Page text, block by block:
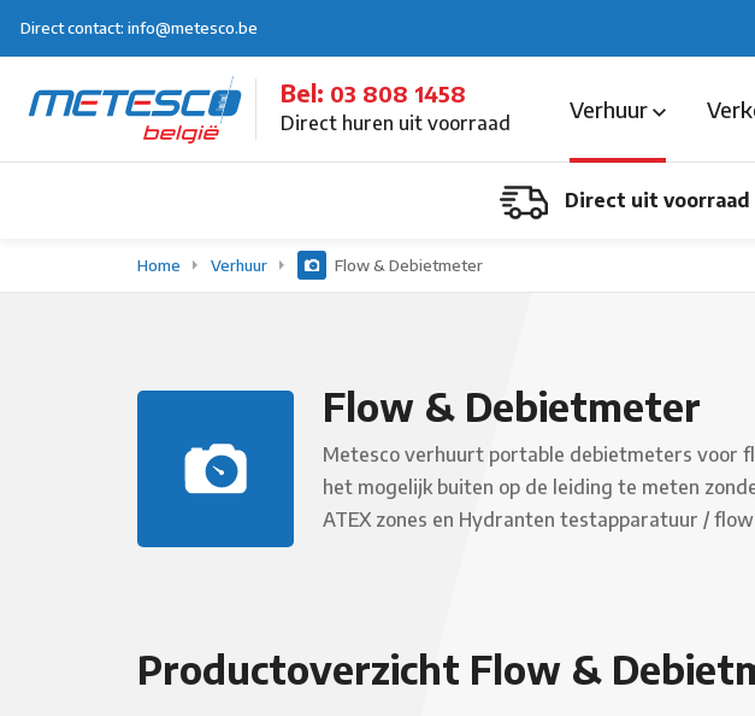
Direct contact: info@metesco.be
Bel: 03 808 1458
Direct huren uit voorraad Verhuur
Direct uit voorraad
Home Verhuur Flow & Debietmeter
Flow & Debietmeter
Metesco verhuurt portable debietmeters voor
het mogelijk buiten op de leiding te meten
ATEX zones en Hydranten testapparatuur /
Productoverzicht Flow &